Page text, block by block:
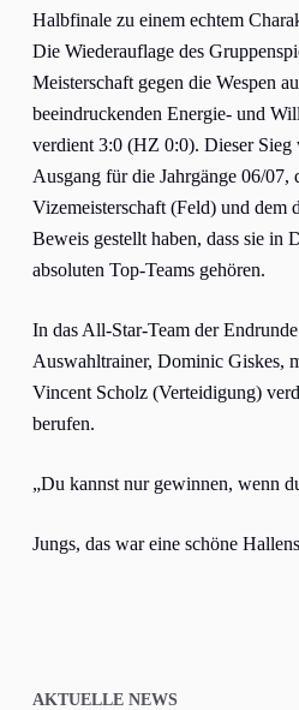
Halbfinale zu einem echtem
Die Wiederauflage des
Meisterschaft gegen die Wespen
beeindruckenden Energie- und
verdient 3:0 (HZ 0:0). Dieser Sieg
Ausgang für die Jahrgänge 06/07,
Vizemeisterschaft (Feld) und dem
Beweis gestellt haben, dass sie in
absoluten Top-Teams gehören.
In das All-Star-Team der
Auswahltrainer, Dominic Giskes,
Vincent Scholz (Verteidigung)
berufen.
„Du kannst nur gewinnen, wenn
Jungs, das war eine schöne
AKTUELLE NEWS